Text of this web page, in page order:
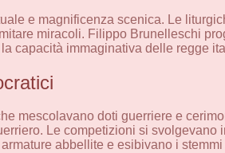
e magnificenza scenica. Le
miracoli. Filippo Brunelleschi
capacità immaginativa delle regge
mescolavano doti guerriere e
Le competizioni si svolgevano
abbellite e esibivano i